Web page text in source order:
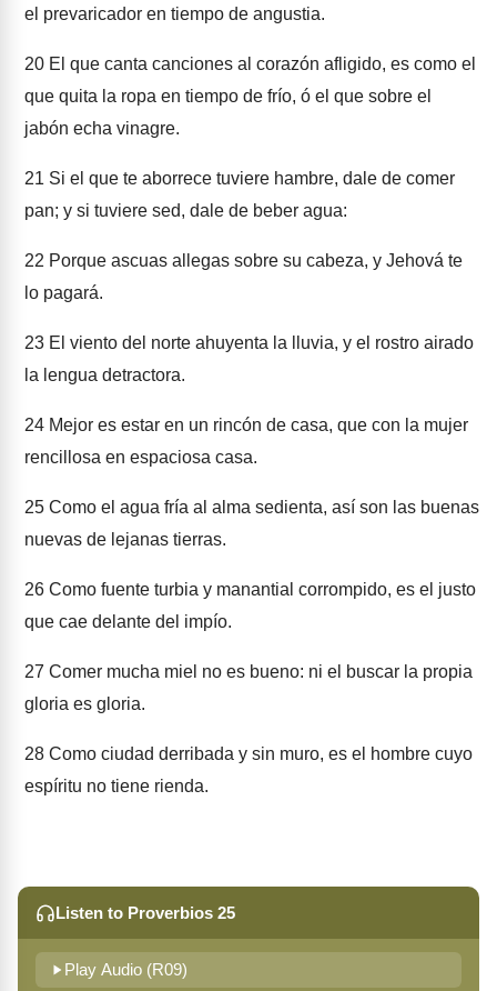
el prevaricador en tiempo de angustia.
20 El que canta canciones al corazón afligido, es como el
que quita la ropa en tiempo de frío, ó el que sobre el
jabón echa vinagre.
21 Si el que te aborrece tuviere hambre, dale de comer
pan; y si tuviere sed, dale de beber agua:
22 Porque ascuas allegas sobre su cabeza, y Jehová te
lo pagará.
23 El viento del norte ahuyenta la lluvia, y el rostro airado
la lengua detractora.
24 Mejor es estar en un rincón de casa, que con la mujer
rencillosa en espaciosa casa.
25 Como el agua fría al alma sedienta, así son las buenas
nuevas de lejanas tierras.
26 Como fuente turbia y manantial corrompido, es el justo
que cae delante del impío.
27 Comer mucha miel no es bueno: ni el buscar la propia
gloria es gloria.
28 Como ciudad derribada y sin muro, es el hombre cuyo
espíritu no tiene rienda.
Listen to Proverbios 25
Play Audio (R09)